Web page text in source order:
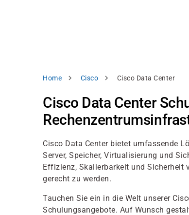
Pfadnavigation
Home Cisco Cisco Data Center
Cisco Data Center
Cisco Data Center bietet umfassende
Server, Speicher, Virtualisierung und
Effizienz, Skalierbarkeit und Sicherheit
gerecht zu werden.
Tauchen Sie ein in die Welt unserer
Schulungsangebote. Auf Wunsch
akzeptieren
Einstellungen
Datenschutzhinweis